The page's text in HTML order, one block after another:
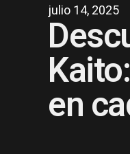
julio 14, 2025
en